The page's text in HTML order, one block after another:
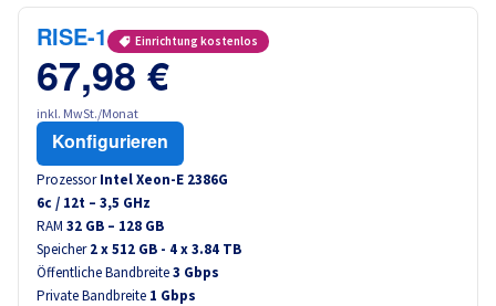
RISE-1 Einrichtung kostenlos
67,98 €
inkl. MwSt./Monat
Konfigurieren
Prozessor Intel Xeon-E 2386G
6c / 12t – 3,5 GHz
RAM 32 GB – 128 GB
Speicher 2 x 512 GB - 4 x 3.84 TB
Öffentliche Bandbreite3 Gbps
Private Bandbreite 1 Gbps